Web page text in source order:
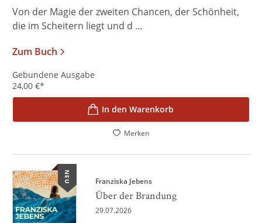
Von der Magie der zweiten Chancen, der Schönheit,
die im Scheitern liegt und d ...
Zum Buch
Gebundene Ausgabe
24,00 €*
In den Warenkorb
Merken
NEU Franziska Jebens
Über der Brandung
29.07.2026